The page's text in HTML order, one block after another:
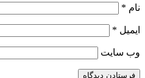
نام *
ایمیل *
وب‌ سایت